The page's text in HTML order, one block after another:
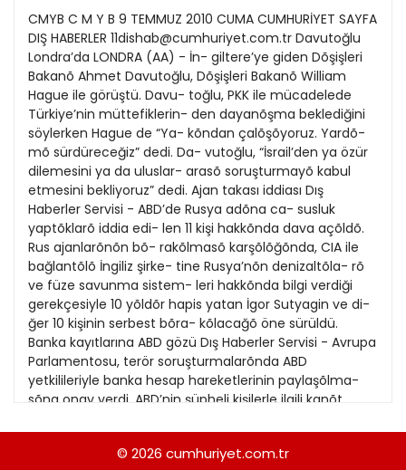
Evleniyoruz
Güney Dogu
Kitap Eki
Özel Ekler
Özel Okullar
Sevgililer Günü
Siyaset Eki
Sürdürülebilir yaşam
Turizm Eki
Yerel Yönetimler
1991
1990
1989
1988
1987
1986
1985
1984
1983
1982
1981
1980
19
20
21
22
23
24
25
26
27
28
29
30
31
11
12
13
14
15
16
17
18
20
21
22
23
CMYB C M Y B 9 TEMMUZ 2010 CUMA CUMHURİYET SAYFA
DIŞ HABERLER 11dishab@cumhuriyet.com.tr Davutoğlu
Londra’da LONDRA (AA) - İn- giltere’ye giden Dõşişleri
Bakanõ Ahmet Davutoğlu, Dõşişleri Bakanõ William
Hague ile görüştü. Davu- toğlu, PKK ile mücadelede
Türkiye’nin müttefiklerin- den dayanõşma beklediğini
söylerken Hague de “Ya- kõndan çalõşõyoruz. Yardõ-
mõ sürdüreceğiz” dedi. Da- vutoğlu, “İsrail’den ya özür
dilemesini ya da uluslar- arasõ soruşturmayõ kabul
etmesini bekliyoruz” dedi. Ajan takası iddiası Dış
Haberler Servisi - ABD’de Rusya adõna ca- susluk
yaptõklarõ iddia edi- len 11 kişi hakkõnda dava açõldõ.
Rus ajanlarõnõn bõ- rakõlmasõ karşõlõğõnda, CIA ile
bağlantõlõ İngiliz şirke- tine Rusya’nõn denizaltõla- rõ
ve füze savunma sistem- leri hakkõnda bilgi verdiği
gerekçesiyle 10 yõldõr hapis yatan İgor Sutyagin ve di-
ğer 10 kişinin serbest bõra- kõlacağõ öne sürüldü.
Banka kayıtlarına ABD gözü Dış Haberler Servisi - Avrupa
Parlamentosu, terör soruşturmalarõnda ABD
yetkilileriyle banka hesap hareketlerinin paylaşõlma-
sõna onay verdi. ABD’nin şüpheli kişilerle ilgili kanõt
OSLO (AA) - Norveç’te El Kaide üyesi olduklarõ
şüphesiyle 3 kişi gözaltõna alõndõ. Şüphelilerin 11 Ey-
© 2026 cumhuriyet.com.tr